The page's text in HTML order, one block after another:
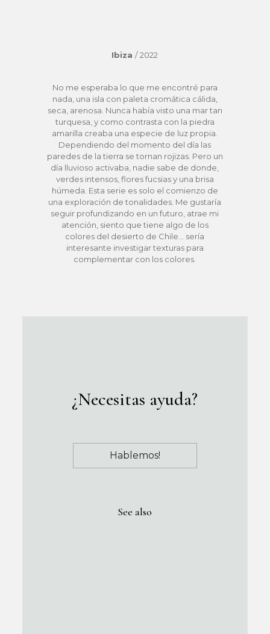
Ibiza/ 2022
No me esperaba lo que me encontré para
nada, una isla con paleta cromática cálida,
seca, arenosa. Nunca había visto una mar tan
turquesa, y como contrasta con la piedra
amarilla creaba una especie de luz propia.
Dependiendo del momento del día las
paredes de la tierra se tornan rojizas. Pero un
día lluvioso activaba, nadie sabe de donde,
verdes intensos, flores fucsias y una brisa
húmeda. Esta serie es solo el comienzo de
una exploración de tonalidades. Me gustaría
seguir profundizando en un futuro, atrae mi
atención, siento que tiene algo de los
colores del desierto de Chile… sería
interesante investigar texturas para
complementar con los colores.
¿Necesitas ayuda?
Hablemos!
See also